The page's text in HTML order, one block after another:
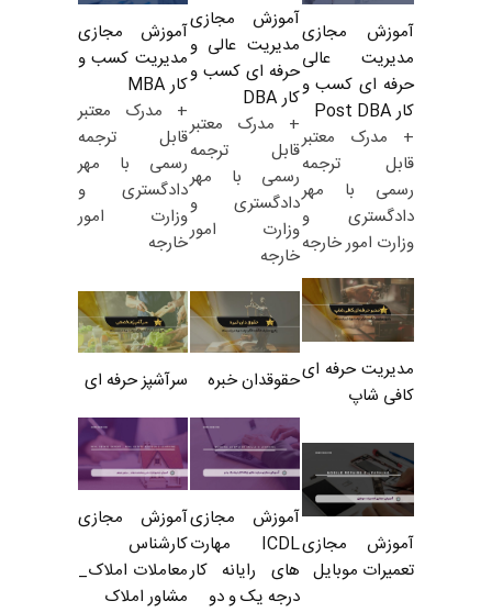
آموزش مجازی
مدیریت عالی
حرفه ای کسب و
کار Post DBA
+ مدرک معتبر
قابل ترجمه
رسمی با مهر
دادگستری و
وزارت امور خارجه
آموزش مجازی
مدیریت عالی و
حرفه ای کسب و
کار DBA
+ مدرک معتبر
قابل ترجمه
رسمی با مهر
دادگستری و
وزارت امور
خارجه
آموزش مجازی
مدیریت کسب و
کار MBA
+ مدرک معتبر
قابل ترجمه
رسمی با مهر
دادگستری و
وزارت امور
خارجه
مدیریت حرفه ای
کافی شاپ
حقوقدان خبره سرآشپز حرفه ای
آموزش مجازی
تعمیرات موبایل
آموزش مجازی
ICDL مهارت
های رایانه کار
درجه یک و دو
آموزش مجازی
کارشناس
معاملات املاک_
مشاور املاک